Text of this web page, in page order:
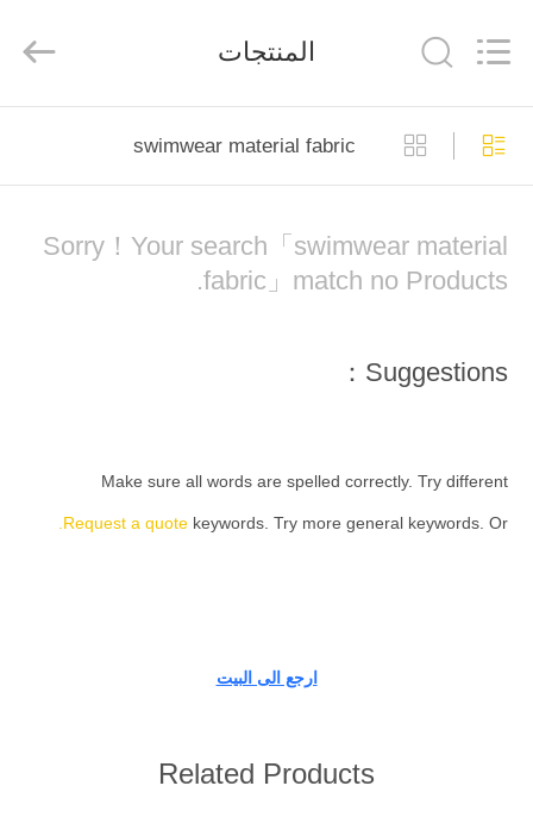
منزل،
بيت
منتجات
الواقع
معلومات
عنا
TEXTILE.
المنتجات
swimwear material fabric
Sorry！Your search「swimwear material
fabric」match no Products.
Suggestions：
Make sure all words are spelled correctly. Try different
keywords. Try more general keywords. Or
Request a quote.
ارجع الى البيت
Related Products